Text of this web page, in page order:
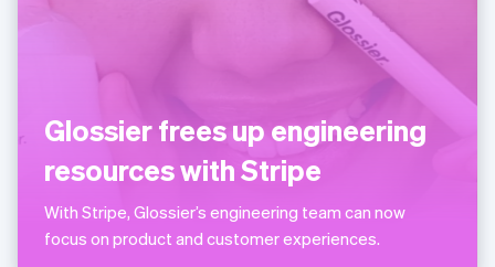
Glossier frees up engineering
resources with Stripe
With Stripe, Glossier’s engineering team can now
focus on product and customer experiences.
Français
English
ลิกเตนสไตน์
DeutschEnglish
English
สเปน